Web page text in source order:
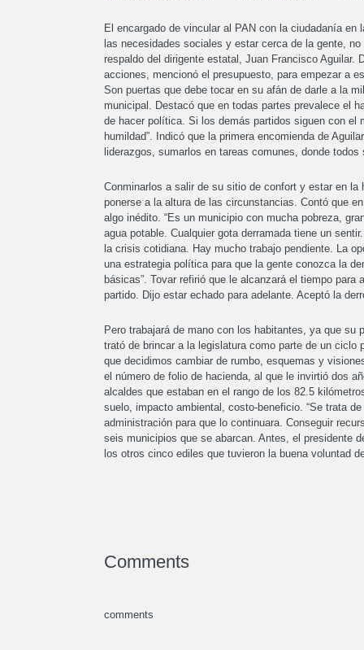
El encargado de vincular al PAN con la ciudadanía
las necesidades sociales y estar cerca de la gente,
respaldo del dirigente estatal, Juan Francisco
acciones, mencionó el presupuesto, para empezar a
Son puertas que debe tocar en su afán de darle a la
municipal. Destacó que en todas partes prevalece el
de hacer política. Si los demás partidos siguen con el
humildad”. Indicó que la primera encomienda de
liderazgos, sumarlos en tareas comunes, donde todos
Conminarlos a salir de su sitio de confort y estar en
ponerse a la altura de las circunstancias. Contó que
algo inédito. “Es un municipio con mucha pobreza,
agua potable. Cualquier gota derramada tiene un
la crisis cotidiana. Hay mucho trabajo pendiente. La
una estrategia política para que la gente conozca la
básicas”. Tovar refirió que le alcanzará el tiempo
partido. Dijo estar echado para adelante. Aceptó la
Pero trabajará de mano con los habitantes, ya que
trató de brincar a la legislatura como parte de un ciclo
que decidimos cambiar de rumbo, esquemas y
el número de folio de hacienda, al que le invirtió dos
alcaldes que estaban en el rango de los 82.5
suelo, impacto ambiental, costo-beneficio. “Se trata
administración para que lo continuara. Conseguir
seis municipios que se abarcan. Antes, el presidente
los otros cinco ediles que tuvieron la buena voluntad
Comments
comments